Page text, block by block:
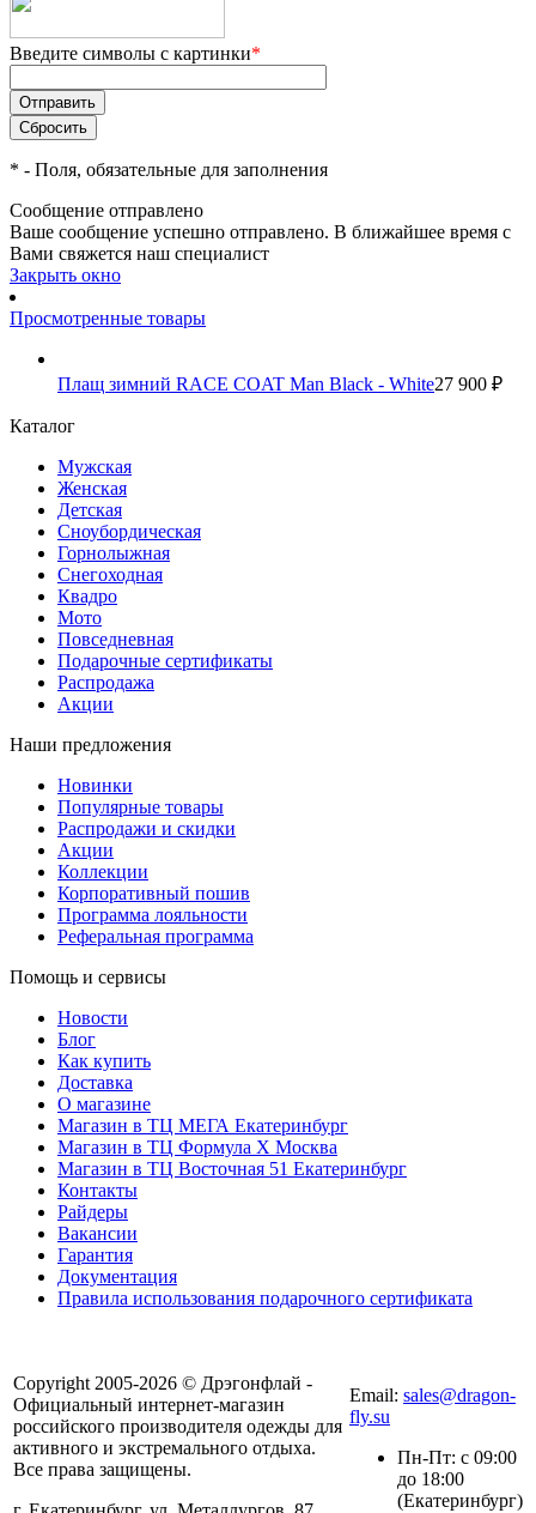
Введите символы с картинки*
* - Поля, обязательные для заполнения
Сообщение отправлено
Ваше сообщение успешно отправлено. В ближайшее время с
Вами свяжется наш специалист
Закрыть окно
Просмотренные товары
Плащ зимний RACE COAT Man Black - White27 900 ₽
Каталог
Мужская
Женская
Детская
Сноубордическая
Горнолыжная
Снегоходная
Квадро
Мото
Повседневная
Подарочные сертификаты
Распродажа
Акции
Наши предложения
Новинки
Популярные товары
Распродажи и скидки
Акции
Коллекции
Корпоративный пошив
Программа лояльности
Реферальная программа
Помощь и сервисы
Новости
Блог
Как купить
Доставка
О магазине
Магазин в ТЦ МЕГА Екатеринбург
Магазин в ТЦ Формула X Москва
Магазин в ТЦ Восточная 51 Екатеринбург
Контакты
Райдеры
Вакансии
Гарантия
Документация
Правила использования подарочного сертификата
Copyright 2005-2026 © Дрэгонфлай -
Официальный интернет-магазин
российского производителя одежды для
активного и экстремального отдыха.
Все права защищены.
Email: sales@dragon-
fly.su
Пн-Пт: с 09:00
до 18:00
(Екатеринбург)